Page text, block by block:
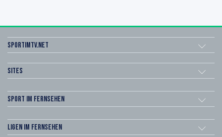
sportimtv.net
Sites
Sport im Fernsehen
Ligen im Fernsehen